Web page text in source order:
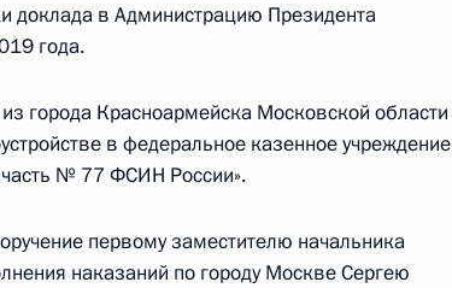
Федерации начальником Управления
Федерации по городу Москве
в Приёмной Президента Российской
доклада в Администрацию Президента
года.
города Красноармейска Московской области
в федеральное казенное учреждение
№ 77 ФСИН России».
первому заместителю начальника
наказаний по городу Москве Сергею